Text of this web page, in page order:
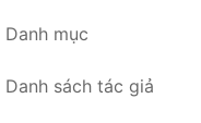
Danh mục
Danh sách tác giả